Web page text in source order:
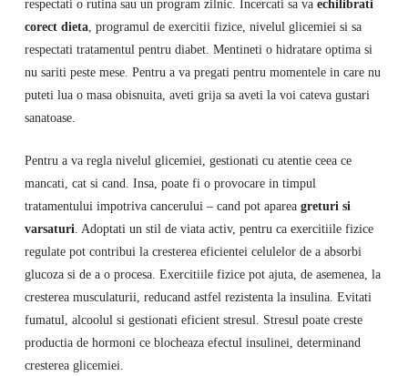
respectati o rutina sau un program zilnic. Incercati sa vaechilibrati
corect dieta, programul de exercitii fizice, nivelul glicemiei si sa
respectati tratamentul pentru diabet. Mentineti o hidratare optima si
nu sariti peste mese. Pentru a va pregati pentru momentele in care nu
puteti lua o masa obisnuita, aveti grija sa aveti la voi cateva gustari
sanatoase.
Pentru a va regla nivelul glicemiei, gestionati cu atentie ceea ce
mancati, cat si cand. Insa, poate fi o provocare in timpul
tratamentului impotriva cancerului – cand pot apareagreturi si
varsaturi . Adoptati un stil de viata activ, pentru ca exercitiile fizice
regulate pot contribui la cresterea eficientei celulelor de a absorbi
glucoza si de a o procesa. Exercitiile fizice pot ajuta, de asemenea, la
cresterea musculaturii, reducand astfel rezistenta la insulina. Evitati
fumatul, alcoolul si gestionati eficient stresul. Stresul poate creste
productia de hormoni ce blocheaza efectul insulinei, determinand
cresterea glicemiei.